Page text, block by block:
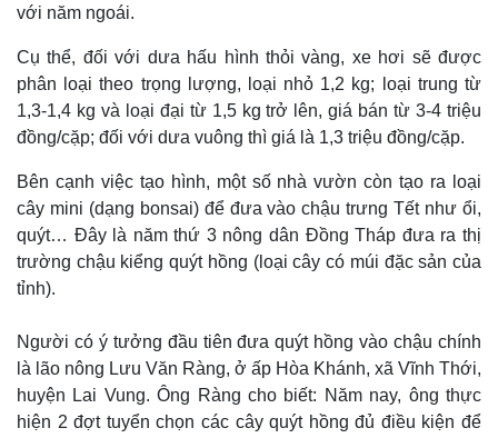
với năm ngoái.
Cụ thể, đối với dưa hấu hình thỏi vàng, xe hơi sẽ được
phân loại theo trọng lượng, loại nhỏ 1,2 kg; loại trung từ
1,3-1,4 kg và loại đại từ 1,5 kg trở lên, giá bán từ 3-4 triệu
đồng/cặp; đối với dưa vuông thì giá là 1,3 triệu đồng/cặp.
Bên cạnh việc tạo hình, một số nhà vườn còn tạo ra loại
cây mini (dạng bonsai) để đưa vào chậu trưng Tết như ổi,
quýt… Đây là năm thứ 3 nông dân Đồng Tháp đưa ra thị
trường chậu kiểng quýt hồng (loại cây có múi đặc sản của
tỉnh).
Người có ý tưởng đầu tiên đưa quýt hồng vào chậu chính
là lão nông Lưu Văn Ràng, ở ấp Hòa Khánh, xã Vĩnh Thới,
huyện Lai Vung. Ông Ràng cho biết: Năm nay, ông thực
hiện 2 đợt tuyển chọn các cây quýt hồng đủ điều kiện để